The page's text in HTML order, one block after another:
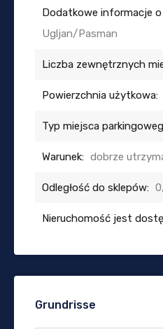
Dodatkowe informacje o
Ugljan/Pasman
Liczba zewnętrznych
Powierzchnia użytkowa:
Typ miejsca
Warunek: dobrze
Odległość do sklepów:
Nieruchomość jest
Grundrisse